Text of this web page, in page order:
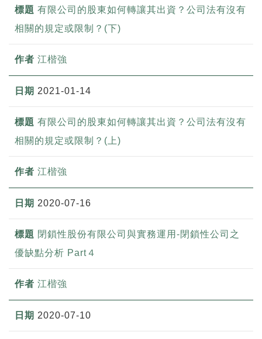
有限公司的股東如何轉讓其出資？公司法有沒有
相關的規定或限制？(下)
江楷強
2021-01-14
有限公司的股東如何轉讓其出資？公司法有沒有
相關的規定或限制？(上)
江楷強
2020-07-16
閉鎖性股份有限公司與實務運用-閉鎖性公司之
優缺點分析 Part４
江楷強
2020-07-10